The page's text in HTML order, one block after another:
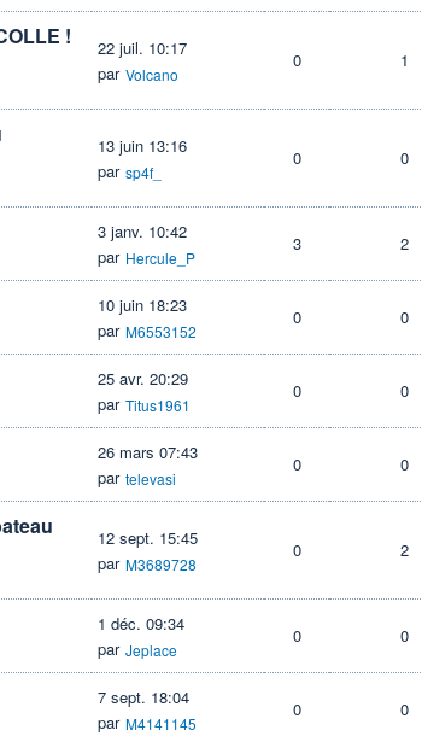
!
22 juil. 10:17
par Volcano
0 1
13 juin 13:16
par sp4f_
0 0
3 janv. 10:42
par Hercule_P
3 2
10 juin 18:23
par M6553152
0 0
25 avr. 20:29
par Titus1961
0 0
26 mars 07:43
par televasi
0 0
12 sept. 15:45
par M3689728
0 2
1 déc. 09:34
par Jeplace
0 0
7 sept. 18:04
par M4141145
0 0